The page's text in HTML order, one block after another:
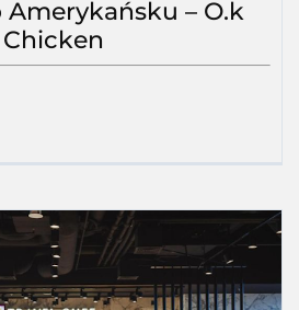
Amerykańsku – O.k
Chicken